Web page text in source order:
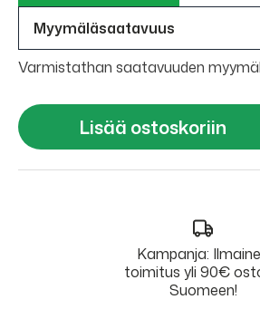
Myymäläsaatavuus
Varmistathan saatavuuden
Lisää ostoskoriin
Kampanja:
toimitus yli 90€
Suomeen!